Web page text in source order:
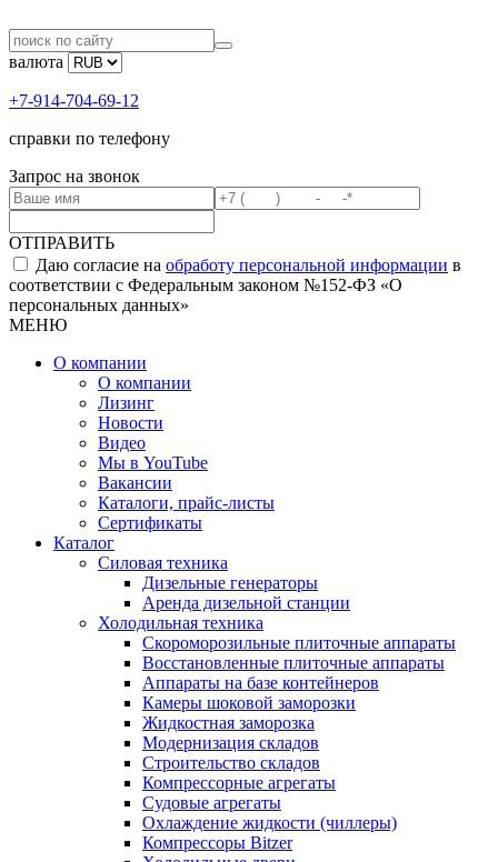
валюта
+7-914-704-69-12
справки по телефону
Запрос на звонок
ОТПРАВИТЬ
Даю согласие на обработу персональной информации в
соответствии с Федеральным законом №152-ФЗ «О
персональных данных»
МЕНЮ
О компании
О компании
Лизинг
Новости
Видео
Мы в YouTube
Вакансии
Каталоги, прайс-листы
Сертификаты
Каталог
Силовая техника
Дизельные генераторы
Аренда дизельной станции
Холодильная техника
Cкороморозильные плиточные аппараты
Восстановленные плиточные аппараты
Аппараты на базе контейнеров
Камеры шоковой заморозки
Жидкостная заморозка
Модернизация складов
Строительство складов
Компрессорные агрегаты
Судовые агрегаты
Охлаждение жидкости (чиллеры)
Компрессоры Bitzer